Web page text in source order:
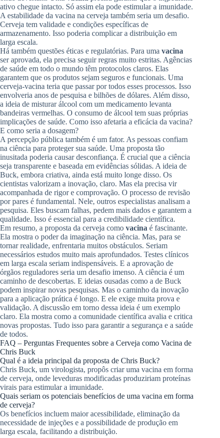
ativo chegue intacto. Só assim ela pode estimular a imunidade.
A estabilidade da vacina na cerveja também seria um desafio.
Cerveja tem validade e condições específicas de
armazenamento. Isso poderia complicar a distribuição em
larga escala.
Há também questões éticas e regulatórias. Para uma vacina
ser aprovada, ela precisa seguir regras muito estritas. Agências
de saúde em todo o mundo têm protocolos claros. Elas
garantem que os produtos sejam seguros e funcionais. Uma
cerveja-vacina teria que passar por todos esses processos. Isso
envolveria anos de pesquisa e bilhões de dólares. Além disso,
a ideia de misturar álcool com um medicamento levanta
bandeiras vermelhas. O consumo de álcool tem suas próprias
implicações de saúde. Como isso afetaria a eficácia da vacina?
E como seria a dosagem?
A percepção pública também é um fator. As pessoas confiam
na ciência para proteger sua saúde. Uma proposta tão
inusitada poderia causar desconfiança. É crucial que a ciência
seja transparente e baseada em evidências sólidas. A ideia de
Buck, embora criativa, ainda está muito longe disso. Os
cientistas valorizam a inovação, claro. Mas ela precisa vir
acompanhada de rigor e comprovação. O processo de revisão
por pares é fundamental. Nele, outros especialistas analisam a
pesquisa. Eles buscam falhas, pedem mais dados e garantem a
qualidade. Isso é essencial para a credibilidade científica.
Em resumo, a proposta da cerveja como vacina é fascinante.
Ela mostra o poder da imaginação na ciência. Mas, para se
tornar realidade, enfrentaria muitos obstáculos. Seriam
necessários estudos muito mais aprofundados. Testes clínicos
em larga escala seriam indispensáveis. E a aprovação de
órgãos reguladores seria um desafio imenso. A ciência é um
caminho de descobertas. E ideias ousadas como a de Buck
podem inspirar novas pesquisas. Mas o caminho da inovação
para a aplicação prática é longo. E ele exige muita prova e
validação. A discussão em torno dessa ideia é um exemplo
claro. Ela mostra como a comunidade científica avalia e critica
novas propostas. Tudo isso para garantir a segurança e a saúde
de todos.
FAQ – Perguntas Frequentes sobre a Cerveja como Vacina de
Chris Buck
Qual é a ideia principal da proposta de Chris Buck?
Chris Buck, um virologista, propôs criar uma vacina em forma
de cerveja, onde leveduras modificadas produziriam proteínas
virais para estimular a imunidade.
Quais seriam os potenciais benefícios de uma vacina em forma
de cerveja?
Os benefícios incluem maior acessibilidade, eliminação da
necessidade de injeções e a possibilidade de produção em
larga escala, facilitando a distribuição.